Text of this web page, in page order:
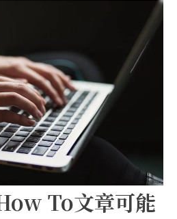
To文章可能